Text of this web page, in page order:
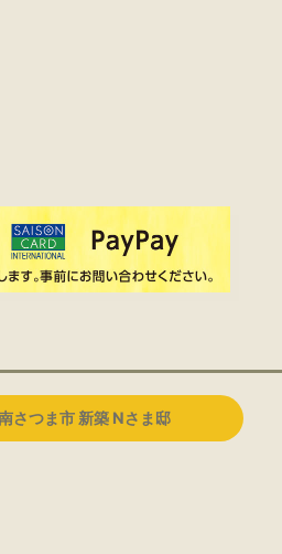
さつま市 新築 Nさま邸